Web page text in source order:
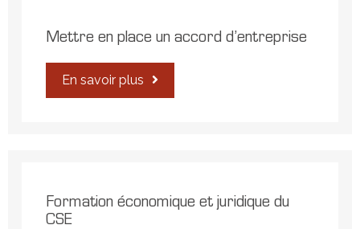
Mettre en place un accord d’entreprise
En savoir plus
Formation économique et juridique du
CSE